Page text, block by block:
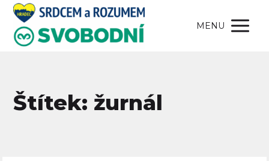
MENU
Štítek: žurnál